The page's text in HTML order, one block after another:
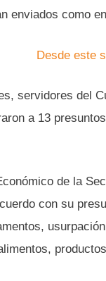
enviados como
Desde este
servidores del
a 13
de la
con su